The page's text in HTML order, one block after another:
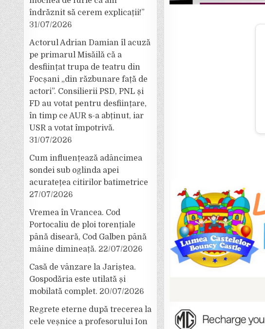
îndrăznit să cerem explicații!”
31/07/2026
Actorul Adrian Damian îl acuză
pe primarul Misăilă că a
desființat trupa de teatru din
Focșani „din răzbunare față de
actori”. Consilierii PSD, PNL și
FD au votat pentru desființare,
în timp ce AUR s-a abținut, iar
USR a votat împotrivă.
31/07/2026
Cum influențează adâncimea
sondei sub oglinda apei
acuratețea citirilor batimetrice
27/07/2026
Vremea în Vrancea. Cod
Portocaliu de ploi torențiale
până diseară, Cod Galben până
mâine dimineață. 22/07/2026
Casă de vânzare la Jariștea.
Gospodăria este utilată și
mobilată complet. 20/07/2026
Regrete eterne după trecerea la
cele veșnice a profesorului Ion